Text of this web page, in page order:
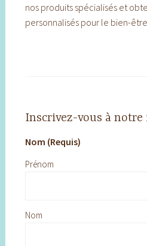
nos produits spécialisés et
personnalisés pour le bien-
Inscrivez-vous à
Nom (Requis)
Prénom
Nom